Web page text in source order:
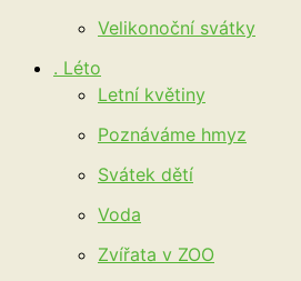
Velikonoční svátky
. Léto
Letní květiny
Poznáváme hmyz
Svátek dětí
Voda
Zvířata v ZOO